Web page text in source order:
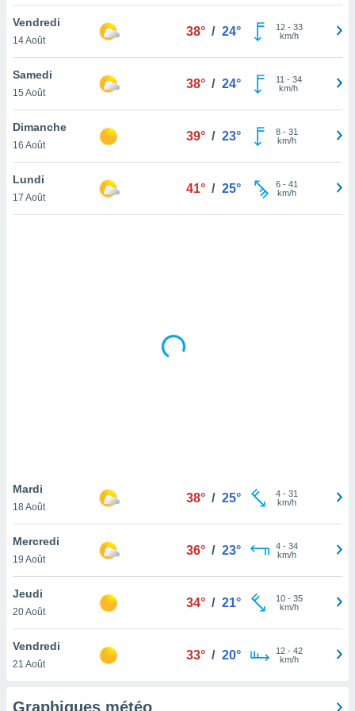
votre
à
en
le
notre
que
et que
Vendredi
14 Août
38° / 24° 12- 33
km/h
Samedi
15 Août
38° / 24° 11 - 34
km/h
Dimanche
16 Août
39° / 23° 8- 31
km/h
Lundi
17 Août
41° / 25° 6- 41
km/h
Mardi
18 Août
38° / 25° 4- 31
km/h
Mercredi
19 Août
36° / 23° 4- 34
km/h
Jeudi
20 Août
34° / 21° 10- 35
km/h
Vendredi
21 Août
33° / 20° 12- 42
km/h
Graphiques météo